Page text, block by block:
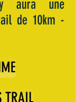
aura une
de 10km -
TRAIL